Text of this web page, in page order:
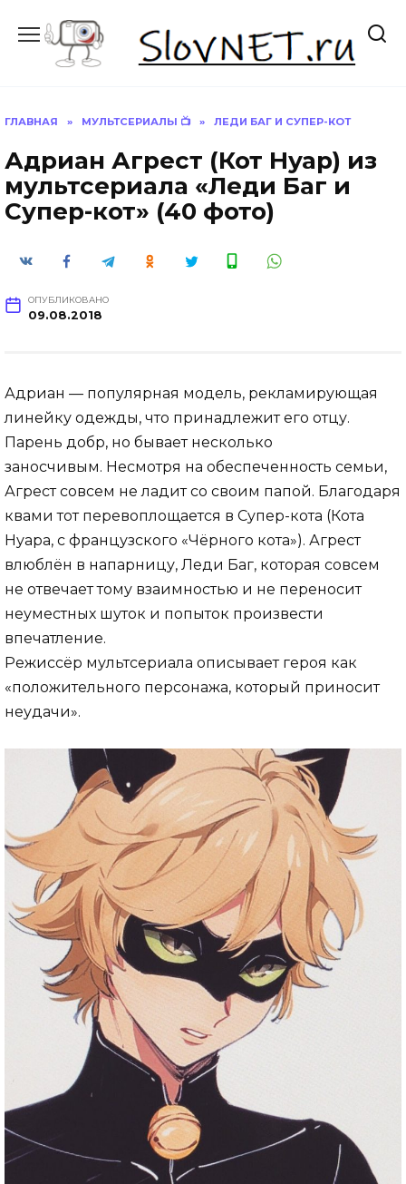
содержанию
ГЛАВНАЯ » МУЛЬТСЕРИАЛЫ 📺 » ЛЕДИ БАГ И СУПЕР-КОТ
Адриан Агрест (Кот Нуар) из
мультсериала «Леди Баг и
Супер-кот» (40 фото)
ОПУБЛИКОВАНО
09.08.2018
Адриан — популярная модель, рекламирующая
линейку одежды, что принадлежит его отцу.
Парень добр, но бывает несколько
заносчивым. Несмотря на обеспеченность семьи,
Агрест совсем не ладит со своим папой. Благодаря
квами тот перевоплощается в Супер-кота (Кота
Нуара, с французского «Чёрного кота»). Агрест
влюблён в напарницу, Леди Баг, которая совсем
не отвечает тому взаимностью и не переносит
неуместных шуток и попыток произвести
впечатление.
Режиссёр мультсериала описывает героя как
«положительного персонажа, который приносит
неудачи».